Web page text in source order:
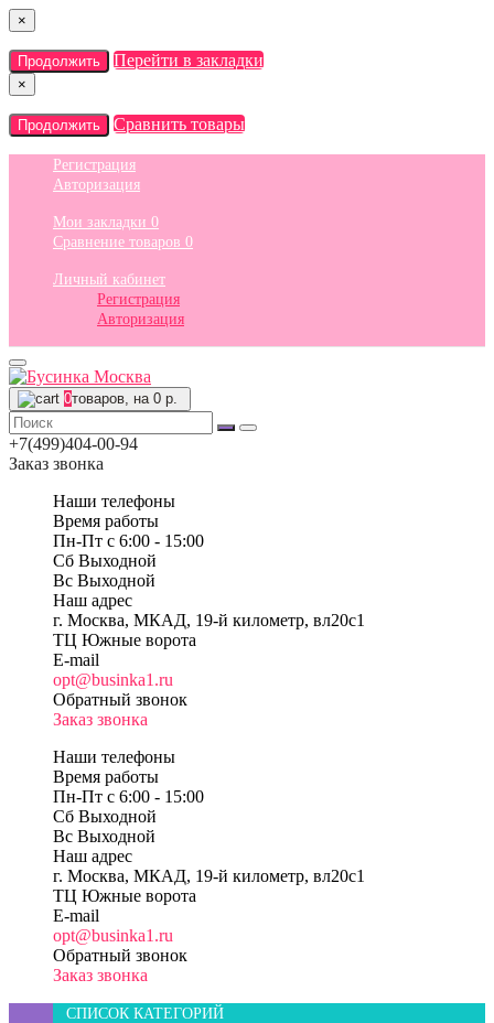
×
Продолжить Перейти в закладки
×
Продолжить Сравнить товары
Регистрация
Авторизация
Мои закладки 0
Сравнение товаров 0
Личный кабинет
Регистрация
Авторизация
0товаров, на 0 р.
+7(499)404-00-94
Заказ звонка
Наши телефоны
Время работы
Пн-Пт c 6:00 - 15:00
Сб Выходной
Вс Выходной
Наш адрес
г. Москва, МКАД, 19-й километр, вл20с1
ТЦ Южные ворота
E-mail
opt@businka1.ru
Обратный звонок
Заказ звонка
Наши телефоны
Время работы
Пн-Пт c 6:00 - 15:00
Сб Выходной
Вс Выходной
Наш адрес
г. Москва, МКАД, 19-й километр, вл20с1
ТЦ Южные ворота
E-mail
opt@businka1.ru
Обратный звонок
Заказ звонка
СПИСОК КАТЕГОРИЙ